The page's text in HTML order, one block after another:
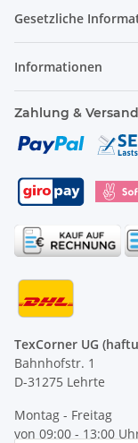
Gesetzliche
Informationen
Zahlung & Versand
TexCorner UG
Bahnhofstr. 1
D-31275 Lehrte
Montag - Freitag
von 09:00 - 13:00